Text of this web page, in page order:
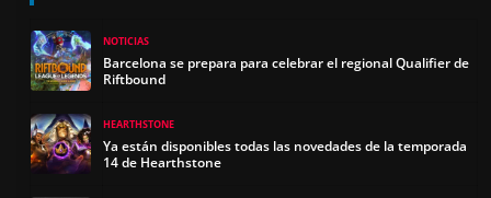
NOTICIAS
Barcelona se prepara para celebrar el regional Qualifier de
Riftbound
HEARTHSTONE
Ya están disponibles todas las novedades de la temporada
14 de Hearthstone